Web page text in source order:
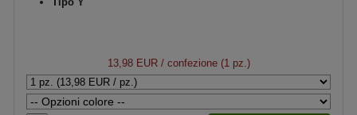
13,98 EUR/ confezione (1 pz.)